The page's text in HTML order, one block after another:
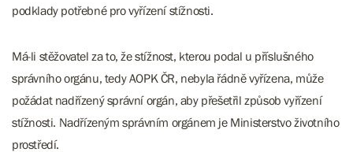
podklady potřebné pro vyřízení stížnosti.
Má-li stěžovatel za to, že stížnost, kterou podal u příslušného
správního orgánu, tedy AOPK ČR, nebyla řádně vyřízena, může
požádat nadřízený správní orgán, aby přešetřil způsob vyřízení
stížnosti. Nadřízeným správním orgánem je Ministerstvo životního
prostředí.